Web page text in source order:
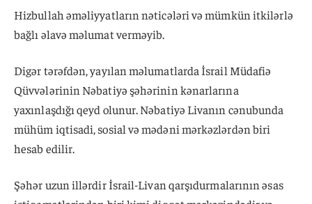
Hizbullah əməliyyatların nəticələri və mümkün itkilərlə
bağlı əlavə məlumat verməyib.
Digər tərəfdən, yayılan məlumatlarda İsrail Müdafiə
Qüvvələrinin Nəbatiyə şəhərinin kənarlarına
yaxınlaşdığı qeyd olunur. Nəbatiyə Livanın cənubunda
mühüm iqtisadi, sosial və mədəni mərkəzlərdən biri
hesab edilir.
Şəhər uzun illərdir İsrail-Livan qarşıdurmalarının əsas